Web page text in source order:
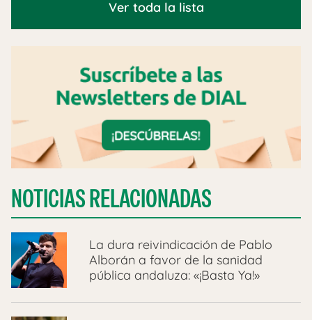
Ver toda la lista
NOTICIAS RELACIONADAS
La dura reivindicación de Pablo
Alborán a favor de la sanidad
pública andaluza: «¡Basta Ya!»